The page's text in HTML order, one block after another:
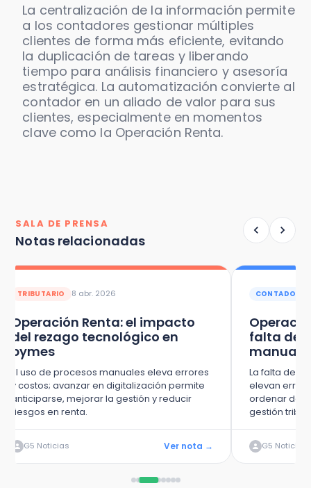
La centralización de la información permite
a los contadores gestionar múltiples
clientes de forma más eficiente, evitando
la duplicación de tareas y liberando
tiempo para análisis financiero y asesoría
estratégica. La automatización convierte al
contador en un aliado de valor para sus
clientes, especialmente en momentos
clave como la Operación Renta.
SALA DE PRENSA
Notas relacionadas
TRIBUTARIO 8 abr. 2026
Operación Renta: el impacto
del rezago tecnológico en
pymes
El uso de procesos manuales eleva errores
y costos; avanzar en digitalización permite
anticiparse, mejorar la gestión y reducir
riesgos en renta.
G5 Noticias Ver nota →
CONTADORES
falta de
La falta de
elevan
ordenar
gestión
G5 Noticias